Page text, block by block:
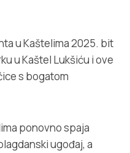
933
info.hr
u Kaštelima 2025. bit
u Kaštel Lukšiću i ove
s bogatom
ponovno spaja
ugođaj, a